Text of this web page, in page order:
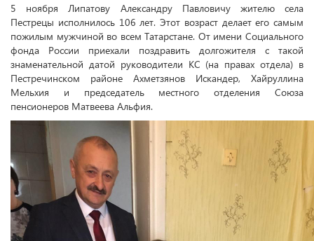
5 ноября Липатову Александру Павловичу жителю села
Пестрецы исполнилось 106 лет. Этот возраст делает его самым
пожилым мужчиной во всем Татарстане. От имени Социального
фонда России приехали поздравить долгожителя с такой
знаменательной датой руководители КС (на правах отдела) в
Пестречинском районе Ахметзянов Искандер, Хайруллина
Мельхия и председатель местного отделения Союза
пенсионеров Матвеева Альфия.